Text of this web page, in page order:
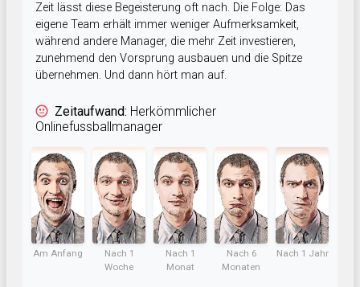
Zeit lässt diese Begeisterung oft nach. Die Folge: Das
eigene Team erhält immer weniger Aufmerksamkeit,
während andere Manager, die mehr Zeit investieren,
zunehmend den Vorsprung ausbauen und die Spitze
übernehmen. Und dann hört man auf.
Zeitaufwand: Herkömmlicher
Onlinefussballmanager
Am Anfang
Nach 1
Woche
Nach 1
Monat
Nach 6
Monaten
Nach 1 Jahr